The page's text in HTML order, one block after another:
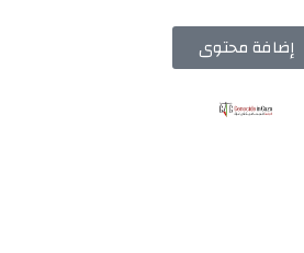
إضافة محتوى